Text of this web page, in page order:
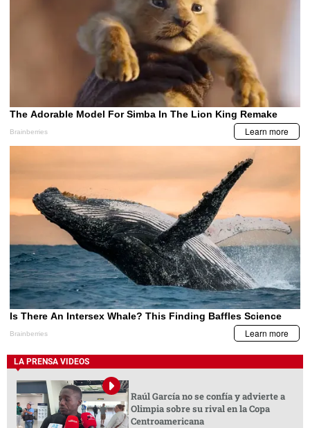
LA PRENSA VIDEOS
Raúl García no se confía y advierte a
Olimpia sobre su rival en la Copa
Centroamericana